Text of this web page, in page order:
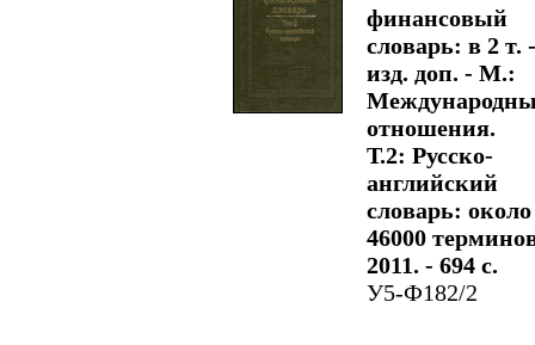
финансовый
словарь: в 2 т.
изд. доп. - М.:
отношения.
Т.2: Русско-
английский
словарь: около
46000
2011. - 694 с.
У5-Ф182/2